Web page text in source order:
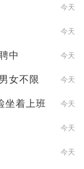
今天
今天
中 今天
女不限 今天
坐着上班 今天
今天
今天